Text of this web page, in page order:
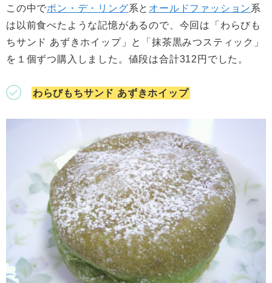
この中でポン・デ・リング系と オールドファッション系
は以前食べたような記憶があるので、今回は「わらびも
ちサンド あずきホイップ」と「抹茶黒みつスティック」
を１個ずつ購入しました。値段は合計312円でした。
わらびもちサンド あずきホイップ